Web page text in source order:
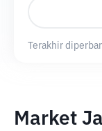
Terakhir
Market